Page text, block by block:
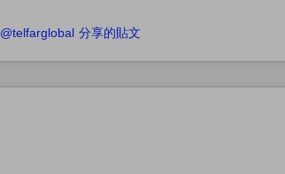
@telfarglobal 分享的貼文